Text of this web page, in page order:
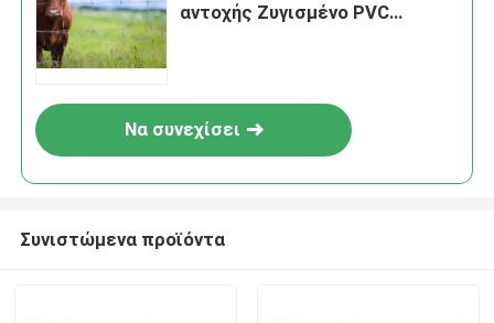
αντοχής Ζυγισμένο PVC
Να συνεχίσει
Συνιστώμενα προϊόντα